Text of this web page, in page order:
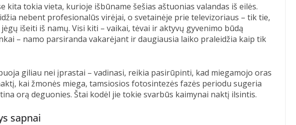
kita tokia vieta, kurioje išbūname šešias aštuonias valandas iš eilės.
nebent profesionalūs virėjai, o svetainėje prie televizoriaus – tik tie,
išeiti iš namų. Visi kiti – vaikai, tėvai ir aktyvų gyvenimo būdą
– namo parsiranda vakarėjant ir daugiausia laiko praleidžia kaip tik
giliau nei įprastai – vadinasi, reikia pasirūpinti, kad miegamojo oras
kai žmonės miega, tamsiosios fotosintezės fazės periodu sugeria
orą deguonies. Štai kodėl jie tokie svarbūs kaimynai naktį ilsintis.
sapnai